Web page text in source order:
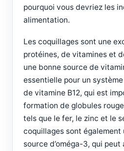
pourquoi vous devriez les
alimentation.
Les coquillages sont une
protéines, de vitamines et
une bonne source de
essentielle pour un
de vitamine B12, qui est
formation de globules
tels que le fer, le zinc et le
coquillages sont également
source d’oméga-3, qui